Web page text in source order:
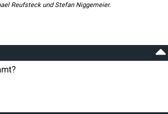
Reufsteck und Stefan Niggemeier.